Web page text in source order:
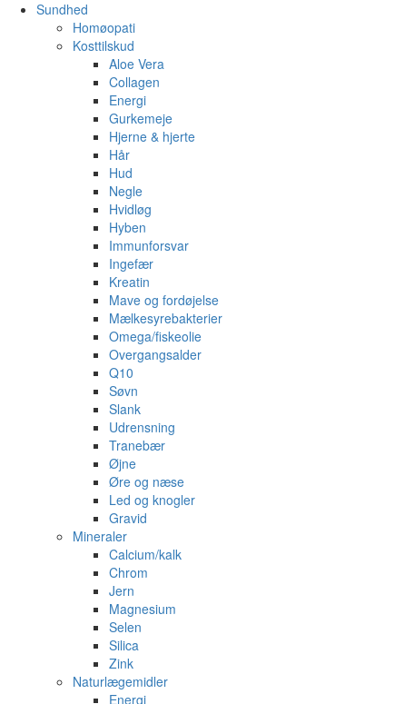
Sundhed
Homøopati
Kosttilskud
Aloe Vera
Collagen
Energi
Gurkemeje
Hjerne & hjerte
Hår
Hud
Negle
Hvidløg
Hyben
Immunforsvar
Ingefær
Kreatin
Mave og fordøjelse
Mælkesyrebakterier
Omega/fiskeolie
Overgangsalder
Q10
Søvn
Slank
Udrensning
Tranebær
Øjne
Øre og næse
Led og knogler
Gravid
Mineraler
Calcium/kalk
Chrom
Jern
Magnesium
Selen
Silica
Zink
Naturlægemidler
Energi